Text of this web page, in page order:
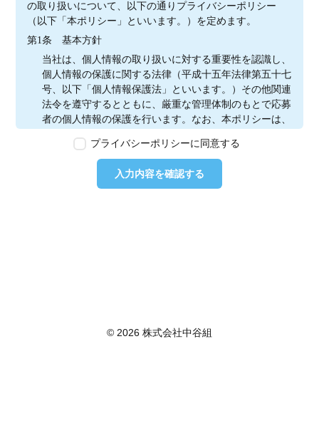
の取り扱いについて、以下の通りプライバシーポリシー
（以下「本ポリシー」といいます。）を定めます。
第1条　基本方針
当社は、個人情報の取り扱いに対する重要性を認識し、
個人情報の保護に関する法律（平成十五年法律第五十七
号、以下「個人情報保護法」といいます。）その他関連
法令を遵守するとともに、厳重な管理体制のもとで応募
者の個人情報の保護を行います。なお、本ポリシーは、
のとします。
第2条　個人情報の定義
本ポリシーにおいて「個人情報」とは、個人情報保護法
利用の停止、消去及び第三者への提供の停止を行うこと
プライバシーポリシーに同意する
入力内容を確認する
© 2026 株式会社中谷組